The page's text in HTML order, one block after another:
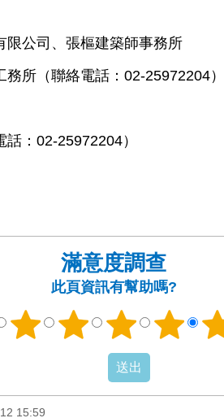
限公司、張樞建築師事務所
所（聯絡電話：02-25972204）
：02-25972204）
滿意度調查
此頁資訊有幫助嗎?
15:59